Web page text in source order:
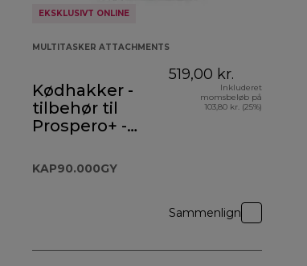
EKSKLUSIVT ONLINE
MULTITASKER ATTACHMENTS
Kødhakker -
tilbehør til
Prospero+ -
KAP90.000GY
519,00 kr.
Inkluderet
momsbeløb på
103,80 kr. (25%)
Sammenlign